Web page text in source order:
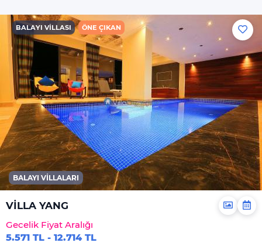
BALAYI VILLASI ÖNE ÇIKAN
BALAYI VILLALARI
VİLLA YANG
Gecelik Fiyat Aralığı
5.571 TL - 12.714 TL